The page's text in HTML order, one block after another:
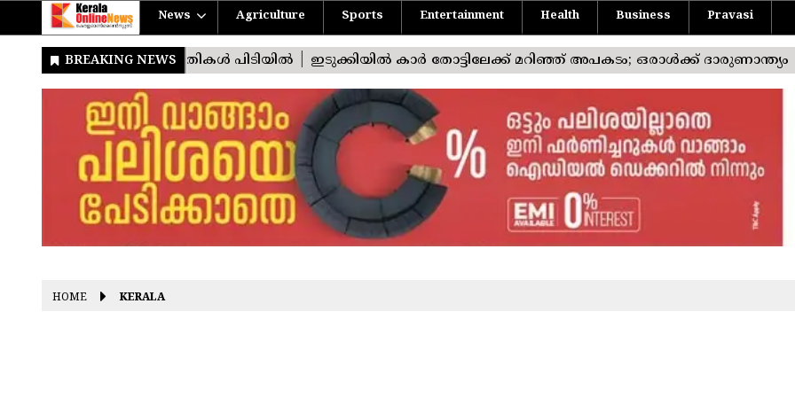
News Agriculture Sports Entertainment Health Business Pravasi
HOME KERALA